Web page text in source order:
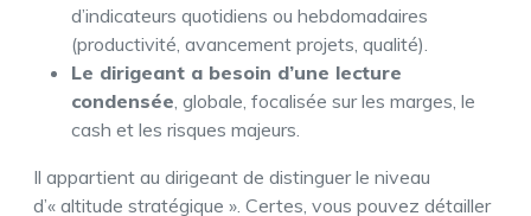
d’indicateurs quotidiens ou hebdomadaires
(productivité, avancement projets, qualité).
Le dirigeant a besoin d’une lecture
condensée, globale, focalisée sur les marges, le
cash et les risques majeurs.
Il appartient au dirigeant de distinguer le niveau
d’« altitude stratégique ». Certes, vous pouvez détailler